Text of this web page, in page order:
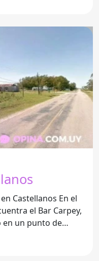
En el
el Bar Carpey,
en un punto de